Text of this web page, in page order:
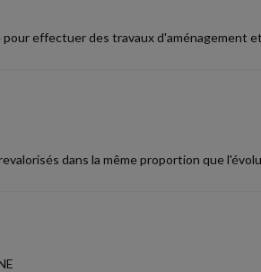
effectuer des travaux d'aménagement
dans la même proportion que